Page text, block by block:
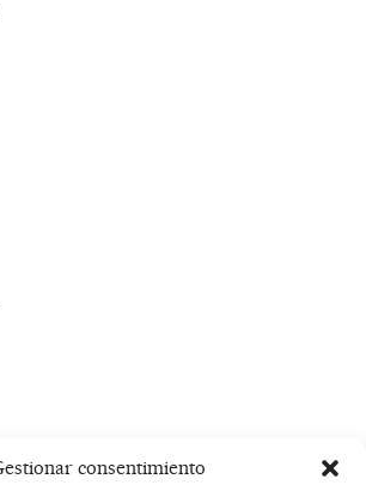
consentimiento